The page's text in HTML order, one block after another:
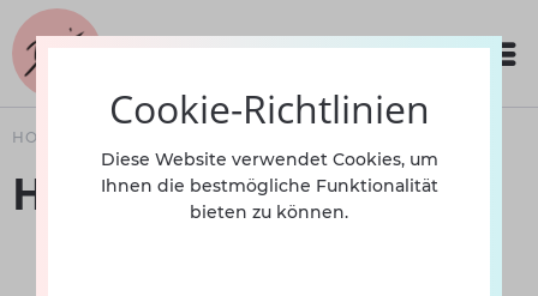
HOME
Hot Pants 3625 INT
Cookie-Richtlinien
Diese Website verwendet Cookies, um
Ihnen die bestmögliche Funktionalität
bieten zu können.